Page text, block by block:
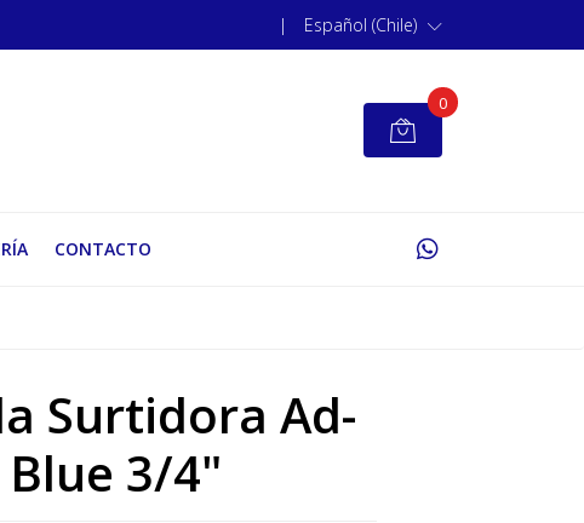
| Español (Chile)
0
CONTACTO
Surtidora Ad-
Blue 3/4"